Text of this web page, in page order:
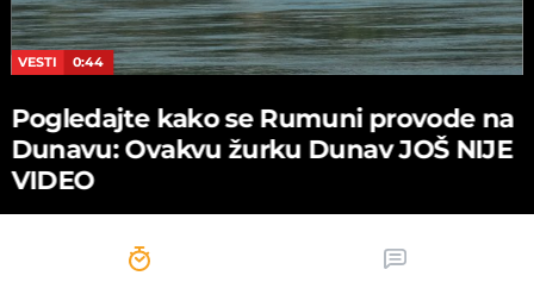
VESTI 0:44
Pogledajte kako se Rumuni provode na
Dunavu: Ovakvu žurku Dunav JOŠ NIJE
VIDEO